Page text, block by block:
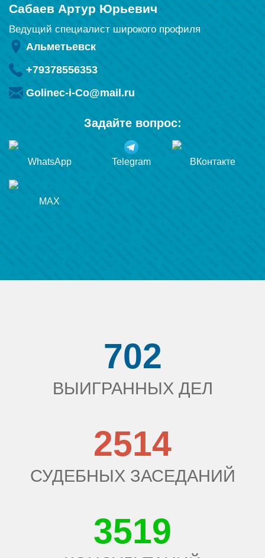
Сабаев Артур Юрьевич
Ведущий специалист широкого профиля
Альметьевск
+79378556353
Golinec-i-Co@mail.ru
Задайте вопрос:
WhatsApp Telegram ВКонтакте
MAX
702
ВЫИГРАННЫХ ДЕЛ
2514
СУДЕБНЫХ ЗАСЕДАНИЙ
3519